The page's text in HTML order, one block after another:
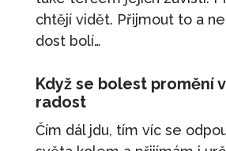
chtějí vidět. Přijmout to a
dost bolí…
Když se bolest promění
radost
Čím dál jdu, tím víc se